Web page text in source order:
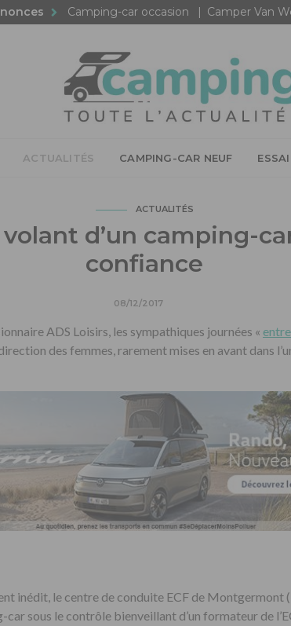
Camping-car occasion Camper Van
ACTUALITÉS CAMPING-CAR NEUF ESSAI
ACTUALITÉS
d’un camping-
confiance
08/12/2017
ADS Loisirs, les sympathiques journées «
des femmes, rarement mises en avant dans
inédit, le centre de conduite ECF de Montgermont
sous le contrôle bienveillant d’un formateur de